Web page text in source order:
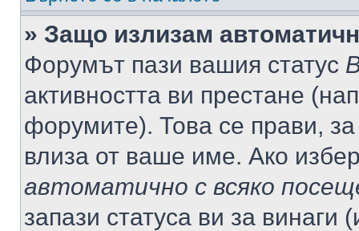
» Защо излизам
Форумът пази вашия статус
активността ви престане
форумите). Това се прави,
влиза от ваше име. Ако
автоматично с всяко
запази статуса ви за винаги